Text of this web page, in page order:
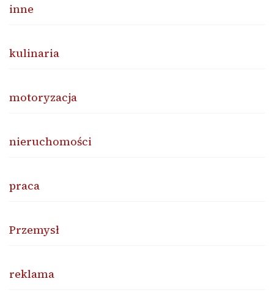
inne
kulinaria
motoryzacja
nieruchomości
praca
Przemysł
reklama